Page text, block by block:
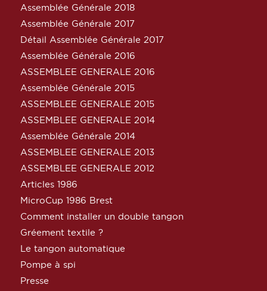
Assemblée Générale 2018
Assemblée Générale 2017
Détail Assemblée Générale 2017
Assemblée Générale 2016
ASSEMBLEE GENERALE 2016
Assemblée Générale 2015
ASSEMBLEE GENERALE 2015
ASSEMBLEE GENERALE 2014
Assemblée Générale 2014
ASSEMBLEE GENERALE 2013
ASSEMBLEE GENERALE 2012
Articles 1986
MicroCup 1986 Brest
Comment installer un double tangon
Gréement textile ?
Le tangon automatique
Pompe à spi
Presse